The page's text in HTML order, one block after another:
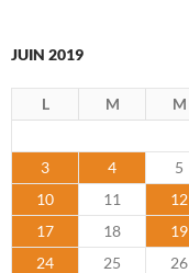
JUIN 2019
L M M
3
4 5
10
11 12
17
18 19
24
25 26